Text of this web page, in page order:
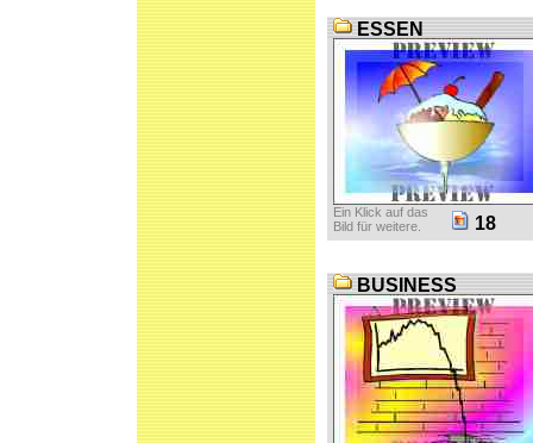
ESSEN
Ein Klick auf das
Bild für weitere.
18
BUSINESS